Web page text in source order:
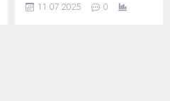
taşıyarak, bu alanda
11.07.2025 0